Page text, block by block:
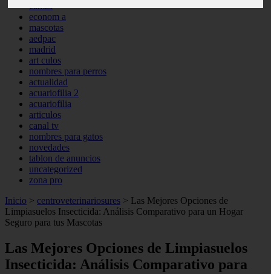
camas
econom a
mascotas
aedpac
madrid
art culos
nombres para perros
actualidad
acuariofilia 2
acuariofilia
articulos
canal tv
nombres para gatos
novedades
tablon de anuncios
uncategorized
zona pro
Inicio > centroveterinariosures > Las Mejores Opciones de
Limpiasuelos Insecticida: Análisis Comparativo para un Hogar
Seguro para tus Mascotas
Las Mejores Opciones de Limpiasuelos
Insecticida: Análisis Comparativo para